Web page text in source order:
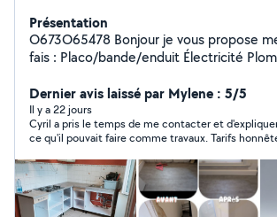
Présentation
O673O65478 Bonjour je vous propose
fais : Placo/bande/enduit Électricité Plomberie (Per)/
meubles Conseils Etc.. N'hésitez
Dernier avis laissé par Mylene : 5/5
Il y a 22 jours
Cyril a pris le temps de me contacter et
ce qu'il pouvait faire comme travaux. Tarifs
n'avons pas pu faire affaire à ce stade car je n'avais
mêmes disponibilités. Prenez le temps d'échanger
concernant vos besoins et votre budget. Merci
recontacte